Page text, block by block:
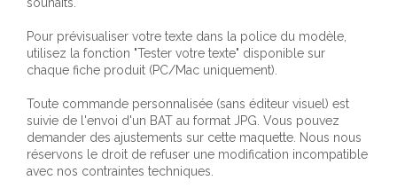
Pour prévisualiser votre texte dans la police du modèle,
utilisez la fonction "Tester votre texte" disponible sur
chaque fiche produit (PC/Mac uniquement).
Toute commande personnalisée (sans éditeur visuel) est
suivie de l'envoi d'un BAT au format JPG. Vous pouvez
demander des ajustements sur cette maquette. Nous nous
réservons le droit de refuser une modification incompatible
avec nos contraintes techniques.